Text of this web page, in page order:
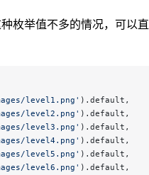
枚举值不多的情况，可以
level1.png' ).default,
level2.png' ).default,
level3.png' ).default,
level4.png' ).default,
level5.png' ).default,
level6.png' ).default,